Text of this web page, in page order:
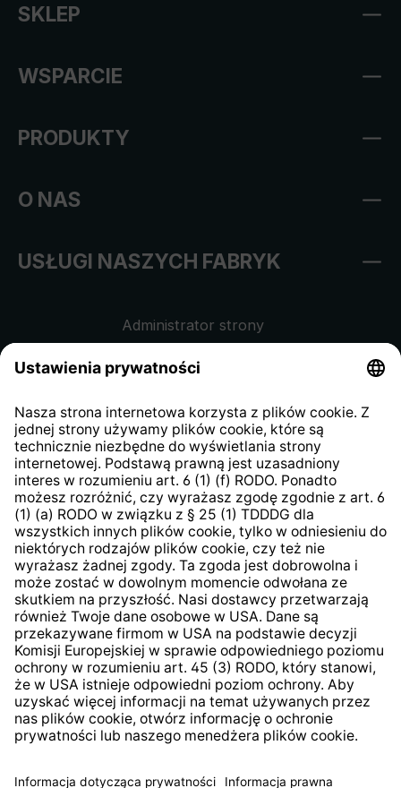
SKLEP
WSPARCIE
PRODUKTY
O NAS
USŁUGI NASZYCH FABRYK
Administrator strony
kontrahentów
Klauzula informacyjna strony
internetowej
Strategia podatkowa
System zgłaszania nieprawidłowości
* Wszystkie ceny zawierają podatek VAT pluskoszty